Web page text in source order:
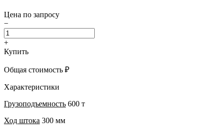
Цена по запросу
−
+
Купить
Общая стоимость ₽
Характеристики
Грузоподъемность 600 т
Ход штока 300 мм